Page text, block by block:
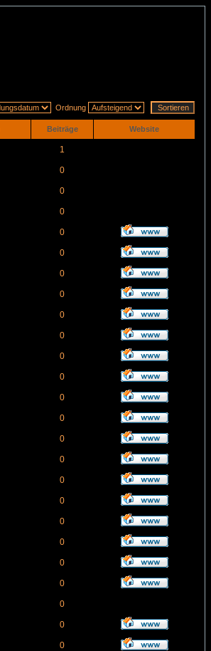
Ordnung
Beiträge Website
1
0
0
0
0
0
0
0
0
0
0
0
0
0
0
0
0
0
0
0
0
0
0
0
0